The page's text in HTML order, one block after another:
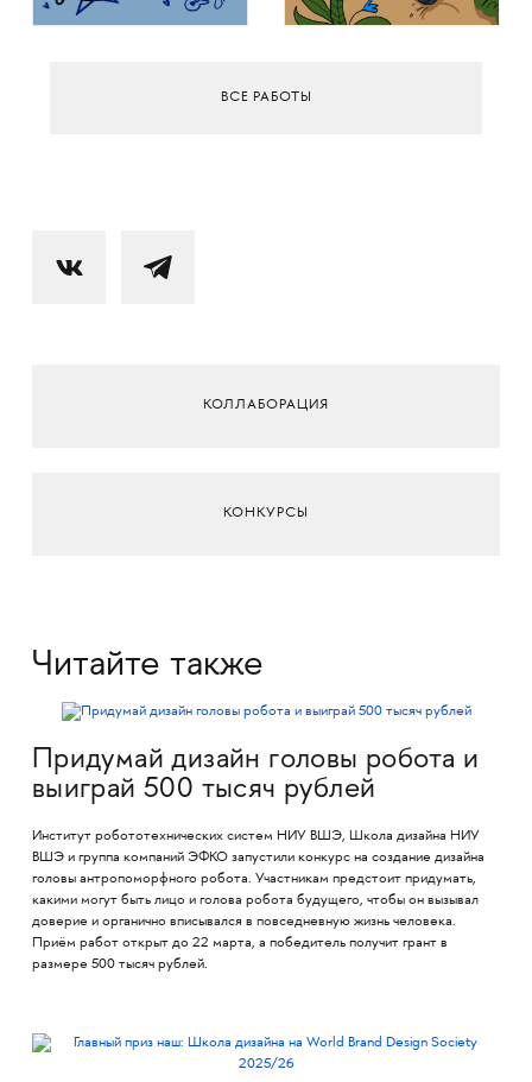
ВСЕ РАБОТЫ
КОЛЛАБОРАЦИЯ
КОНКУРСЫ
Читайте также
Придумай дизайн головы робота и
выиграй 500 тысяч рублей
Институт робототехнических систем НИУ ВШЭ, Школа дизайна НИУ
ВШЭ и группа компаний ЭФКО запустили конкурс на создание дизайна
головы антропоморфного робота. Участникам предстоит придумать,
какими могут быть лицо и голова робота будущего, чтобы он вызывал
доверие и органично вписывался в повседневную жизнь человека.
Приём работ открыт до 22 марта, а победитель получит грант в
размере 500 тысяч рублей.